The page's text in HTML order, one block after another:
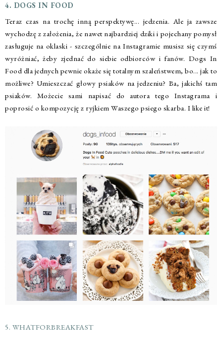
4. DOGS IN FOOD
Teraz czas na trochę inną perspektywę... jedzenia. Ale ja zawsze
wychodzę z założenia, że nawet najbardziej dziki i pojechany pomysł
zasługuje na oklaski - szczególnie na Instagramie musisz się czymś
wyróżniać, żeby zjednać do siebie odbiorców i fanów. Dogs In
Food dla jednych pewnie okaże się totalnym szaleństwem, bo... jak to
możliwe? Umieszczać głowy psiaków na jedzeniu? Ba, jakichś tam
psiaków. Możecie sami napisać do autora tego Instagrama i
poprosić o kompozycję z ryjkiem Waszego psiego skarba. I like it!
5. WHATFORBREAKFAST